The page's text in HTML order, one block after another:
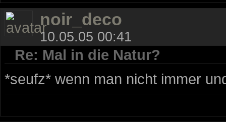
noir_deco
10.05.05 00:41
Re: Mal in die Natur?
*seufz* wenn man nicht immer